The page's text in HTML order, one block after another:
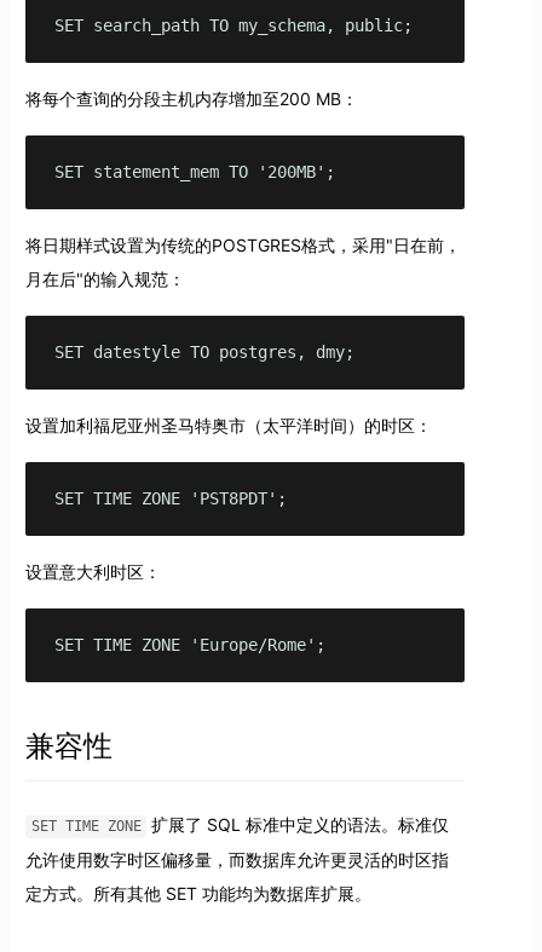
SET search_path TO my_schema, public;
将每个查询的分段主机内存增加至200 MB：
SET statement_mem TO '200MB';
将日期样式设置为传统的POSTGRES格式，采用"日在前，
月在后"的输入规范：
SET datestyle TO postgres, dmy;
设置加利福尼亚州圣马特奥市（太平洋时间）的时区：
SET TIME ZONE 'PST8PDT';
设置意大利时区：
SET TIME ZONE 'Europe/Rome';
兼容性
SET TIME ZONE
扩展了 SQL 标准中定义的语法。标准仅
允许使用数字时区偏移量，而数据库允许更灵活的时区指
定方式。所有其他 SET 功能均为数据库扩展。